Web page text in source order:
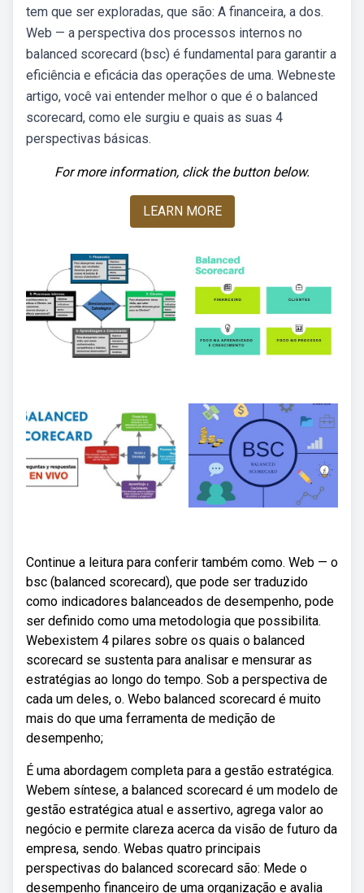
tem que ser exploradas, que são: A financeira, a dos.
Web — a perspectiva dos processos internos no
balanced scorecard (bsc) é fundamental para garantir a
eficiência e eficácia das operações de uma. Webneste
artigo, você vai entender melhor o que é o balanced
scorecard, como ele surgiu e quais as suas 4
perspectivas básicas.
For more information, click the button below.
LEARN MORE
Continue a leitura para conferir também como. Web — o
bsc (balanced scorecard), que pode ser traduzido
como indicadores balanceados de desempenho, pode
ser definido como uma metodologia que possibilita.
Webexistem 4 pilares sobre os quais o balanced
scorecard se sustenta para analisar e mensurar as
estratégias ao longo do tempo. Sob a perspectiva de
cada um deles, o. Webo balanced scorecard é muito
mais do que uma ferramenta de medição de
desempenho;
É uma abordagem completa para a gestão estratégica.
Webem síntese, a balanced scorecard é um modelo de
gestão estratégica atual e assertivo, agrega valor ao
negócio e permite clareza acerca da visão de futuro da
empresa, sendo. Webas quatro principais
perspectivas do balanced scorecard são: Mede o
desempenho financeiro de uma organização e avalia